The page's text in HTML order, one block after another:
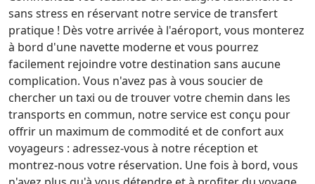
sans stress en réservant notre service de transfert
pratique ! Dès votre arrivée à l'aéroport, vous monterez
à bord d'une navette moderne et vous pourrez
facilement rejoindre votre destination sans aucune
complication. Vous n'avez pas à vous soucier de
chercher un taxi ou de trouver votre chemin dans les
transports en commun, notre service est conçu pour
offrir un maximum de commodité et de confort aux
voyageurs : adressez-vous à notre réception et
montrez-nous votre réservation. Une fois à bord, vous